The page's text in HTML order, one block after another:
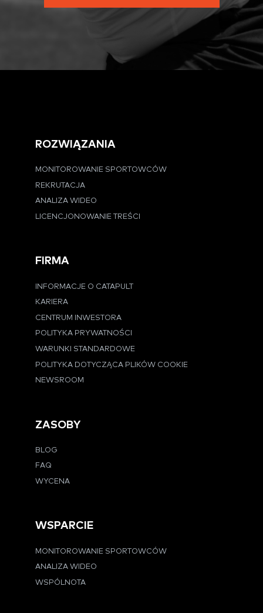
ROZWIĄZANIA
MONITOROWANIE SPORTOWCÓW
REKRUTACJA
ANALIZA WIDEO
LICENCJONOWANIE TREŚCI
FIRMA
INFORMACJE O CATAPULT
KARIERA
CENTRUM INWESTORA
POLITYKA PRYWATNOŚCI
WARUNKI STANDARDOWE
POLITYKA DOTYCZĄCA PLIKÓW COOKIE
NEWSROOM
ZASOBY
BLOG
FAQ
WYCENA
WSPARCIE
MONITOROWANIE SPORTOWCÓW
ANALIZA WIDEO
WSPÓLNOTA